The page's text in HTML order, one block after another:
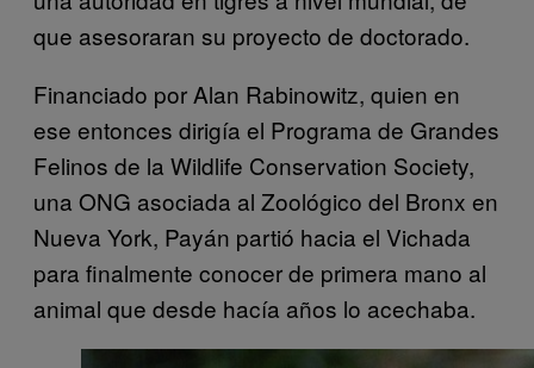
que asesoraran su proyecto de doctorado.
Financiado por Alan Rabinowitz, quien en
ese entonces dirigía el Programa de Grandes
Felinos de la Wildlife Conservation Society,
una ONG asociada al Zoológico del Bronx en
Nueva York, Payán partió hacia el Vichada
para finalmente conocer de primera mano al
animal que desde hacía años lo acechaba.